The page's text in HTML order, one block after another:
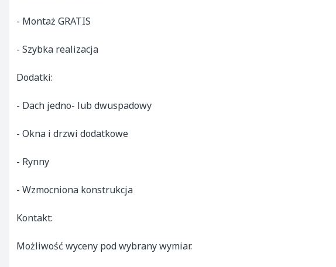
- Montaż GRATIS
- Szybka realizacja
Dodatki:
- Dach jedno- lub dwuspadowy
- Okna i drzwi dodatkowe
- Rynny
- Wzmocniona konstrukcja
Kontakt:
Możliwość wyceny pod wybrany wymiar.